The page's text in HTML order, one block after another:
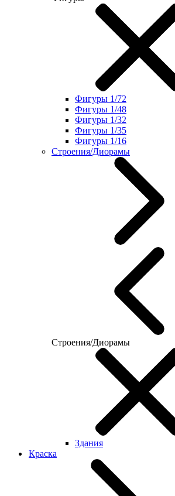
Фигуры 1/72
Фигуры 1/48
Фигуры 1/32
Фигуры 1/35
Фигуры 1/16
Строения/Диорамы
Строения/Диорамы
Здания
Краска